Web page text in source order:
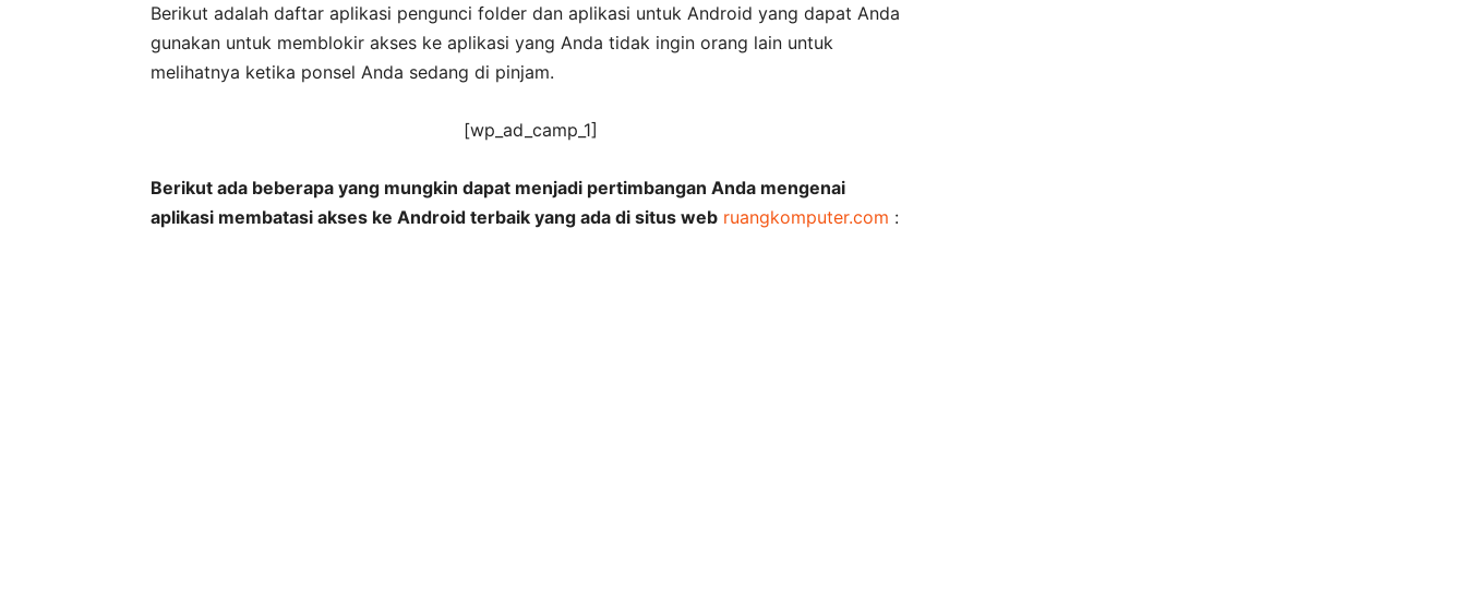
Berikut adalah daftar aplikasi pengunci folder dan aplikasi untuk Android yang dapat Anda
gunakan untuk memblokir akses ke aplikasi yang Anda tidak ingin orang lain untuk
melihatnya ketika ponsel Anda sedang di pinjam.
[wp_ad_camp_1]
Berikut ada beberapa yang mungkin dapat menjadi pertimbangan Anda mengenai
aplikasi membatasi akses ke Android terbaik yang ada di situs web ruangkomputer.com :